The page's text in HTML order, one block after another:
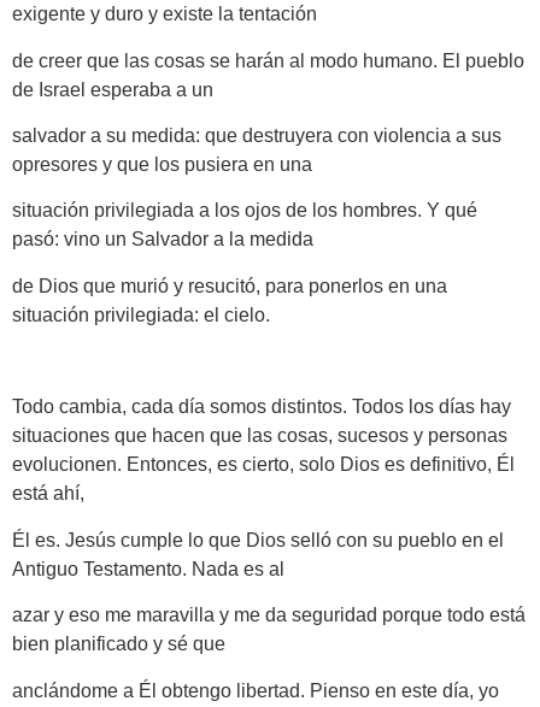
exigente y duro y existe la tentación
de creer que las cosas se harán al modo humano. El pueblo
de Israel esperaba a un
salvador a su medida: que destruyera con violencia a sus
opresores y que los pusiera en una
situación privilegiada a los ojos de los hombres. Y qué
pasó: vino un Salvador a la medida
de Dios que murió y resucitó, para ponerlos en una
situación privilegiada: el cielo.
Todo cambia, cada día somos distintos. Todos los días hay
situaciones que hacen que las cosas, sucesos y personas
evolucionen. Entonces, es cierto, solo Dios es definitivo, Él
está ahí,
Él es. Jesús cumple lo que Dios selló con su pueblo en el
Antiguo Testamento. Nada es al
azar y eso me maravilla y me da seguridad porque todo está
bien planificado y sé que
anclándome a Él obtengo libertad. Pienso en este día, yo